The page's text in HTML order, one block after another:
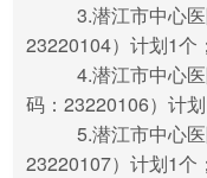
3.潜江市中心
23220104）计划1个；
4.潜江市中心
码：23220106）计划
5.潜江市中心
23220107）计划1个；